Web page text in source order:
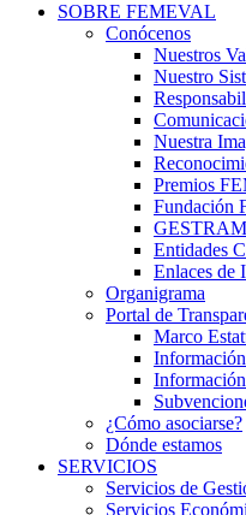
SOBRE FEMEVAL
Conócenos
Nuestros
Nuestro
Nuestra
Premios
Fundación
GESTRAM
Entidades
Enlaces de
Organigrama
Portal de
Marco
¿Cómo asociarse?
Dónde estamos
SERVICIOS
Servicios de
Servicios